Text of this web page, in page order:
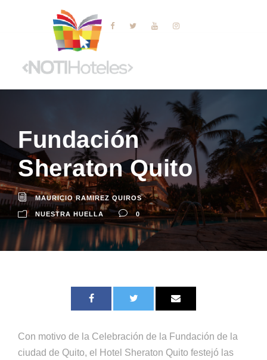
Fundación
Sheraton Quito
MAURICIO RAMIREZ QUIROS
NUESTRA HUELLA 0
Con motivo de la Celebración de la Fundación de la
ciudad de Quito, el Hotel Sheraton Quito festejó las